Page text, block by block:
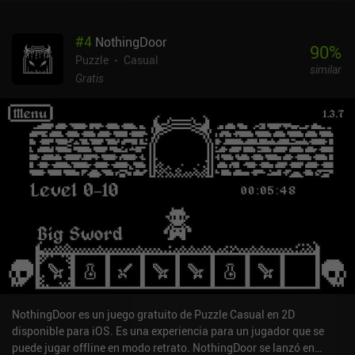
diferentes, llenando rápidamente el círculo.Al final, obtenemos una
puntuación basada en lo lejos que hemos llegado antes de morir. A
medida que avanzamos, también desbloqueamos nuevos modos
adquirir mejoras que aumentan la probabilidad de que aparezcan
ciertos elementos.El único inconveniente es que perder puede
resultar especialmente frustrante porque los átomos que aparecen
son completamente aleatorios, lo que dificulta encontrar una
estrategia que funcione siempre.Atomas se monetiza a través de
anuncios ocasionales e iAPs de hasta 4,99 dólares que nos
permiten eliminar los anuncios y desbloquear al instante todos los
modos de juego, o adquirir más antimateria, que se utiliza para
eliminar la mitad de los átomos de un círculo.En general, este es
un gran juego para cualquier persona interesada en juegos de
rompecabezas desafiantes, y especialmente aquellos que
disfrutan de la química.
#4 NothingDoor
Puzzle
Casual
Gratis
90%
similar
NothingDoor es un juego gratuito de Puzzle Casual en 2D
disponible para iOS. Es una experiencia para un jugador que se
puede jugar offline en modo retrato. NothingDoor se lanzó en